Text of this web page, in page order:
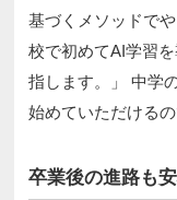
基づくメソッドで
校で初めてAI学習
指します。」 中学
始めていただけるの
卒業後の進路も